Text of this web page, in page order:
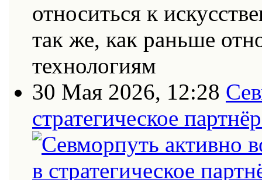
относиться к
так же, как раньше
технологиям
30 Мая 2026, 12:28
стратегическое